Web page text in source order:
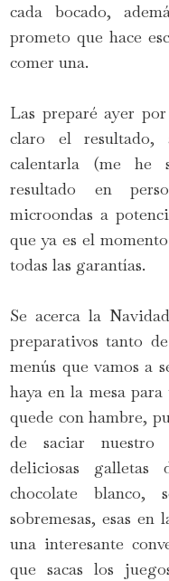
cada bocado,
prometo que hace
comer una.
Las preparé ayer
claro el resultado,
calentarla (me he
resultado en
microondas a
que ya es el
todas las garantías.
Se acerca la
preparativos tanto
menús que vamos a
haya en la mesa
quede con hambre,
de saciar nuestro
deliciosas galletas
chocolate blanco,
sobremesas, esas en
una interesante
que sacas los